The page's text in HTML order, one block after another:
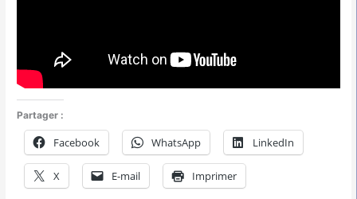
Partager :
Facebook WhatsApp LinkedIn
X E-mail Imprimer